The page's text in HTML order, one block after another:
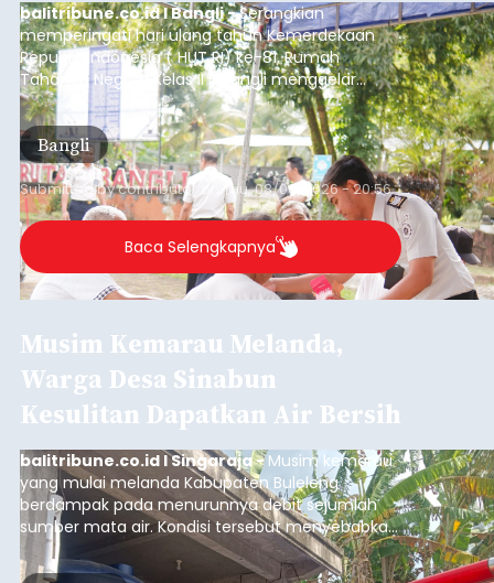
balitribune.co.id I Bangli -Serangkian
memperingati hari ulang tahun Kemerdekaan
Republik Indonesia ( HUT RI) ke-81, Rumah
Tahanan Negara Kelas II B Bangli menggelar
kegiatan pemeriksaan kesehatan gratis, Rabu
(6/8/2026).
Bangli
Submitted bycontributor Thu, 08/06/2026 - 20:56
Baca Selengkapnya
Musim Kemarau Melanda,
Warga Desa Sinabun
Kesulitan Dapatkan Air Bersih
balitribune.co.id I Singaraja -Musim kemarau
yang mulai melanda Kabupaten Buleleng
berdampak pada menurunnya debit sejumlah
sumber mata air. Kondisi tersebut menyebabkan
warga di beberapa desa mulai mengalami
kesulitan mendapatkan air bersih, terutama